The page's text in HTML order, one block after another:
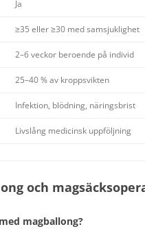
Ja
≥35 eller ≥30 med samsjuklighet
2–6 veckor beroende på individ
25–40 % av kroppsvikten
Infektion, blödning, näringsbrist
Livslång medicinsk uppföljning
och
magballong?